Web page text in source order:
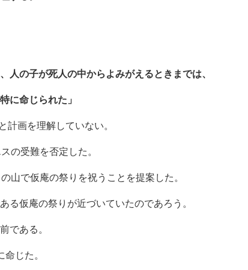
人の子が死人の中からよみがえるときまでは、
に命じられた」
画を理解していない。
受難を否定した。
仮庵の祭りを祝うことを提案した。
の祭りが近づいていたのであろう。
ある。
じた。